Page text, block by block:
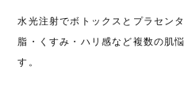
水光注射でボトックスとプラセン
脂・くすみ・ハリ感など複数の肌
す。